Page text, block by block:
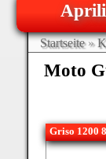
Startseite»
Moto
Griso 1200